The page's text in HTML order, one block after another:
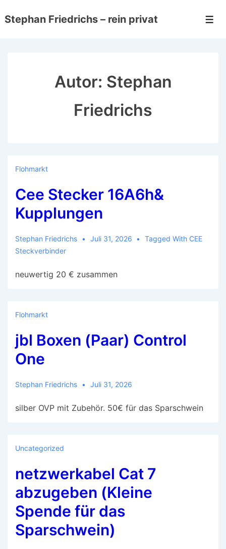
Zum
Stephan Friedrichs – rein privat
Autor: Stephan
Friedrichs
Flohmarkt
Cee Stecker 16A6h&
Kupplungen
Stephan Friedrichs Juli 31, 2026 Tagged With CEE
Steckverbinder
neuwertig 20 € zusammen
Flohmarkt
jbl Boxen (Paar) Control
One
Stephan Friedrichs Juli 31, 2026
silber OVP mit Zubehör. 50€ für das Sparschwein
Uncategorized
netzwerkabel Cat 7
abzugeben (Kleine
Spende für das
Sparschwein)